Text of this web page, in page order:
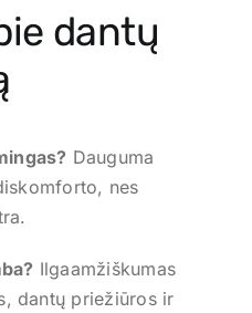
dantų
Dauguma
nes
Ilgaamžiškumas
dantų priežiūros ir